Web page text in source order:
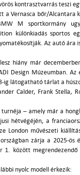
kontrasztvarrás teszi
a Vernasca bőr/Alcantara
M sportkormány
különkiadás sportos
Az autó ára
hiány már
Design Múzeumban. Az
látogatható tárlat a
Calder, Frank Stella,
– amely már a
hétvégéjén, a
London művészeti
zárja a 2025-ös
között megrendezendő
nyolc modell érkezik: